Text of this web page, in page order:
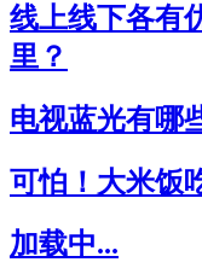
线上线下各有
里？
电视蓝光有哪
可怕！大米饭
加载中...